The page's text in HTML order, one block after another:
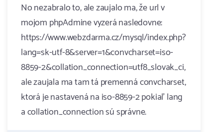
No nezabralo to, ale zaujalo ma, že url v
mojom phpAdmine vyzerá nasledovne:
https://www.webzdarma.cz/mysql/index.php?
lang=sk-utf-8&server=1&convcharset=iso-
8859-2&collation_connection=utf8_slovak_ci,
ale zaujala ma tam tá premenná convcharset,
ktorá je nastavená na iso-8859-2 pokiaľ lang
a collation_connection sú správne.